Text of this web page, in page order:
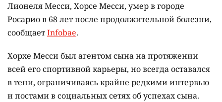
Лионеля Месси, Хорсе Месси, умер в городе
Росарио в 68 лет после продолжительной болезни,
сообщаетInfobae.
Хорхе Месси был агентом сына на протяжении
всей его спортивной карьеры, но всегда оставался
в тени, ограничиваясь крайне редкими интервью
и постами в социальных сетях об успехах сына.